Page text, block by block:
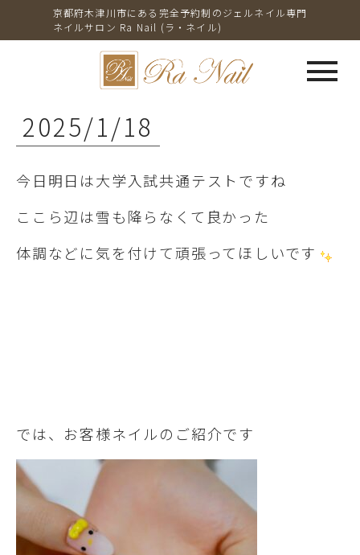
京都府木津川市にある完全予約制のジェルネイル専門
ネイルサロン Ra Nail (ラ・ネイル)
menu
2025/1/18
今日明日は大学入試共通テストですね
ここら辺は雪も降らなくて良かった
体調などに気を付けて頑張ってほしいです
では、お客様ネイルのご紹介です